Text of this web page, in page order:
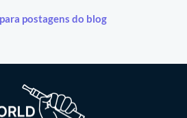
postagens do blog